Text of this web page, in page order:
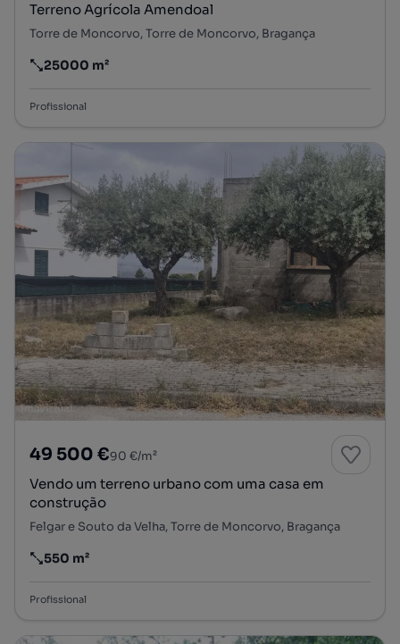
Terreno Agrícola Amendoal
Torre de Moncorvo, Torre de Moncorvo, Bragança
Preço por metro quadrado
25000 m²
Profissional
49 500 €90 €/m²
Vendo um terreno urbano com uma casa em
construção
Felgar e Souto da Velha, Torre de Moncorvo, Bragança
Preço por metro quadrado
550 m²
Profissional